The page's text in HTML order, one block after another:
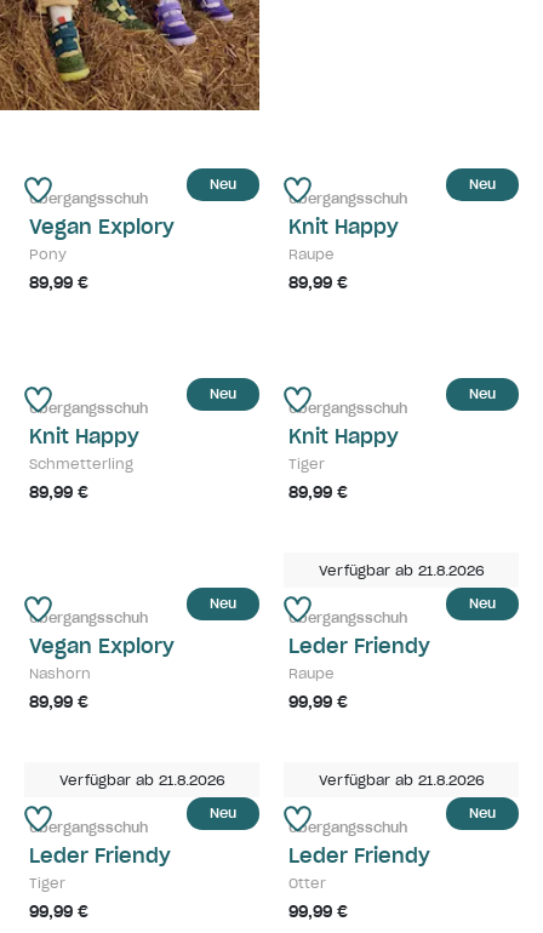
Neu
Übergangsschuh
Vegan Explory
Pony
89,99 €
Neu
Übergangsschuh
Knit Happy
Raupe
89,99 €
Neu
Übergangsschuh
Knit Happy
Schmetterling
89,99 €
Neu
Übergangsschuh
Knit Happy
Tiger
89,99 €
Neu
Übergangsschuh
Vegan Explory
Nashorn
89,99 €
Verfügbar ab 21.8.2026
Neu
Übergangsschuh
Leder Friendy
Raupe
99,99 €
Verfügbar ab 21.8.2026
Neu
Übergangsschuh
Leder Friendy
Tiger
99,99 €
Verfügbar ab 21.8.2026
Neu
Übergangsschuh
Leder Friendy
Otter
99,99 €